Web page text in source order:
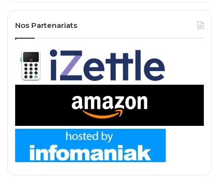
Nos Partenariats